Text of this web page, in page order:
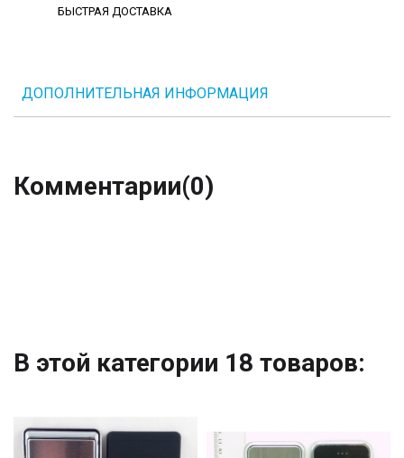
БЫСТРАЯ ДОСТАВКА
ДОПОЛНИТЕЛЬНАЯ ИНФОРМАЦИЯ
Комментарии(0)
В этой категории 18 товаров: